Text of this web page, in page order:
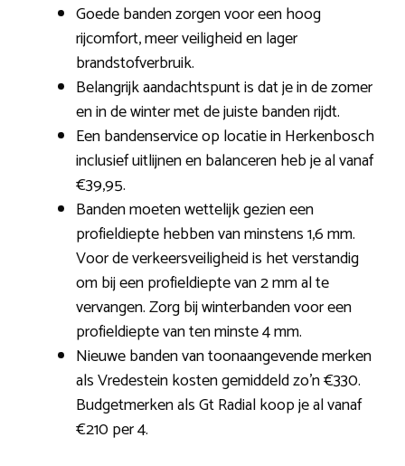
Goede banden zorgen voor een hoog
rijcomfort, meer veiligheid en lager
brandstofverbruik.
Belangrijk aandachtspunt is dat je in de zomer
en in de winter met de juiste banden rijdt.
Een bandenservice op locatie in Herkenbosch
inclusief uitlijnen en balanceren heb je al vanaf
€39,95.
Banden moeten wettelijk gezien een
profieldiepte hebben van minstens 1,6 mm.
Voor de verkeersveiligheid is het verstandig
om bij een profieldiepte van 2 mm al te
vervangen. Zorg bij winterbanden voor een
profieldiepte van ten minste 4 mm.
Nieuwe banden van toonaangevende merken
als Vredestein kosten gemiddeld zo’n €330.
Budgetmerken als Gt Radial koop je al vanaf
€210 per 4.